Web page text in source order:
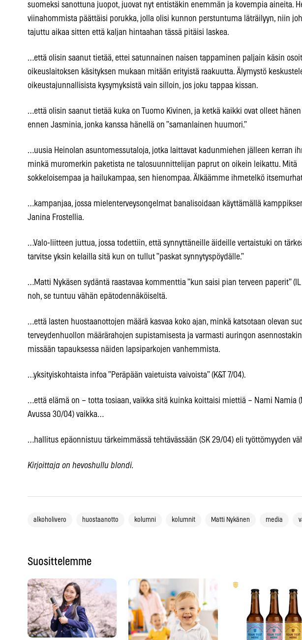
suomeksi sanottuna juopot, juovat nyt entistäkin enemmän ja kovempia aineita.
viinahommista päättäisi porukka, jolla olisi kunnon perstuntuma läträilyyn, niin
tajuttu aikaa sitten että kaljan hintaahan tässä pitäisi laskea.
…että olisin saanut tietää, ettei satunnainen naisen tappaminen paljain käsin
oikeuslaitoksen käsityksen mukaan mitään erityistä raakuutta. Älymystö
oikeustajunnallisista kysymyksistä vain silloin, jos joku tappaa kissan.
…että olisin saanut tietää kuka on Tuomo Kivinen, ja ketkä kaikki ovat olleet
ennen Jasminia, jonka kanssa hänellä on ”samanlainen huumori.”
…uusia Heinolan asuntomessutaloja, jotka laittavat kadunmiehen jälleen kerran
minkä muromerkin paketista ne talosuunnittelijan paprut on oikein leikattu. Mitä
sokkeloisempaa ja hailukampaa, sen hienompaa. Älkäämme ihmetelkö
…kampanjaa, jossa mielenterveysongelmat banalisoidaan käyttämällä
Janina Frostellia.
…Valo-liitteen juttua, jossa todettiin, että synnyttäneille äideille vertaistuki on
tarvitse yksin kelailla sitä kun on tullut ”paskat synnytyspöydälle.”
…Matti Nykäsen sydäntä raastavaa kommenttia ”kun saisi pian terveen paperit” (IL
noh, se tuntuu vähän epätodennäköiseltä.
…että lasten huostaanottojen määrä kasvaa koko ajan, minkä katsotaan olevan
terveydenhuollon määrärahojen supistamisesta ja varmasti auringon
missään tapauksessa näiden lapsiparkojen vanhemmista.
…yksityiskohtaista infoa ”Peräpään vaietuista vaivoista” (K&T 7/04).
…että elämä on – totta tosiaan, vaikka sitä kuinka koittaisi miettiä – Nami Namia
Avussa 30/04) vaikka…
…hallitus epäonnistuu tärkeimmässä tehtävässään (SK 29/04) eli työttömyyden
Kirjoittaja on hevoshullu blondi.
alkoholivero huostaanotto kolumni kolumnit Matti Nykänen media
Suosittelemme